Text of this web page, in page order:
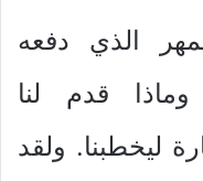
الذي دفعه
قدم لنا
ليخطبنا. ولقد